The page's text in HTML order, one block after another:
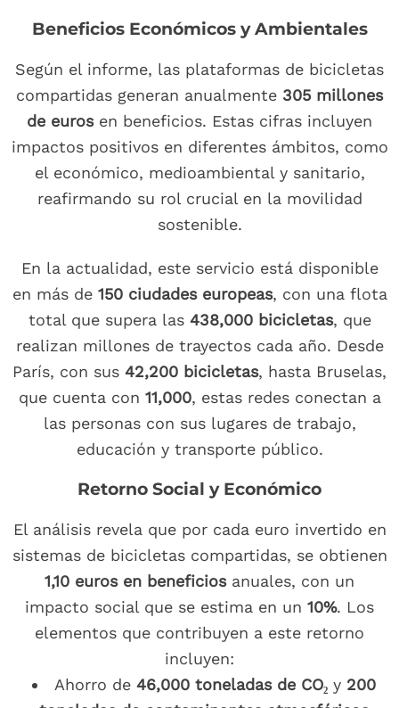
Beneficios Económicos y Ambientales
Según el informe, las plataformas de bicicletas
compartidas generan anualmente 305 millones
de eurosen beneficios. Estas cifras incluyen
impactos positivos en diferentes ámbitos, como
el económico, medioambiental y sanitario,
reafirmando su rol crucial en la movilidad
sostenible.
En la actualidad, este servicio está disponible
en más de 150 ciudades europeas, con una flota
total que supera las 438,000 bicicletas, que
realizan millones de trayectos cada año. Desde
París, con sus 42,200 bicicletas, hasta Bruselas,
que cuenta con 11,000, estas redes conectan a
las personas con sus lugares de trabajo,
educación y transporte público.
Retorno Social y Económico
El análisis revela que por cada euro invertido en
sistemas de bicicletas compartidas, se obtienen
1,10 euros en beneficiosanuales, con un
impacto social que se estima en un 10%. Los
elementos que contribuyen a este retorno
incluyen:
Ahorro de 46,000 toneladas de CO₂y 200